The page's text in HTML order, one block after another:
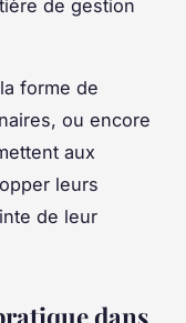
de gestion
forme de
ou encore
aux
leurs
de leur